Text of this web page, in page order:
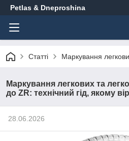
Petlas & Dneproshina
Статті Маркування
Маркування легкових та
до ZR: технічний гід, якому
28.06.2026